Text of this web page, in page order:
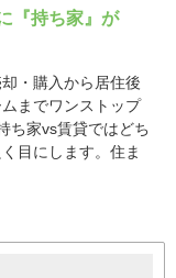
『持ち家』が
・購入から居住後
までワンストップ
ち家vs賃貸ではどち
目にします。住ま